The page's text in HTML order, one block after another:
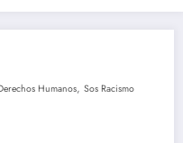
Humanos, Sos Racismo